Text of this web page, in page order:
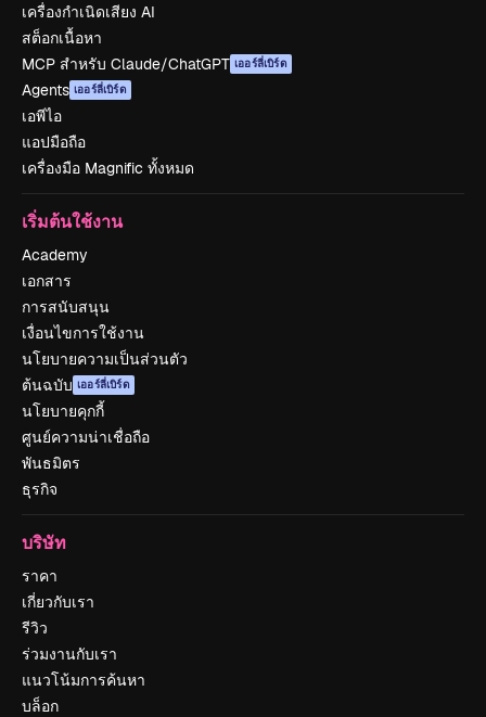
เครื่องกำเนิดเสียง AI
สต็อกเนื้อหา
MCP สำหรับ Claude/ChatGPT เออร์ลี่เบิร์ด
Agents เออร์ลี่เบิร์ด
เอพีไอ
แอปมือถือ
เครื่องมือ Magnific ทั้งหมด
เริ่มต้นใช้งาน
Academy
เอกสาร
การสนับสนุน
เงื่อนไขการใช้งาน
นโยบายความเป็นส่วนตัว
ต้นฉบับ เออร์ลี่เบิร์ด
นโยบายคุกกี้
ศูนย์ความน่าเชื่อถือ
พันธมิตร
ธุรกิจ
บริษัท
ราคา
เกี่ยวกับเรา
รีวิว
ร่วมงานกับเรา
แนวโน้มการค้นหา
บล็อก